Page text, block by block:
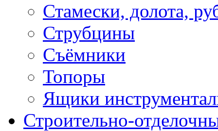
Стамески, долота,
Струбцины
Съёмники
Топоры
Ящики
Строительно-